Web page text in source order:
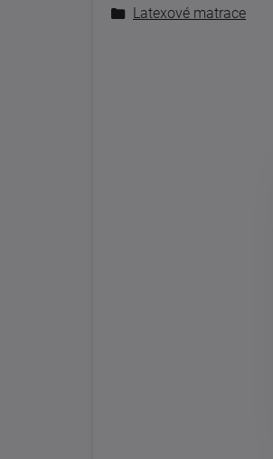
Latexové matrace